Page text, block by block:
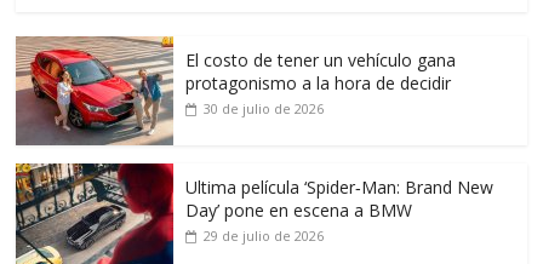
El costo de tener un vehículo gana
protagonismo a la hora de decidir
30 de julio de 2026
Ultima película ‘Spider‑Man: Brand New
Day’ pone en escena a BMW
29 de julio de 2026